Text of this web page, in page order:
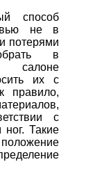
способ
не в
потерями
в
салоне
их с
правило,
с
Такие
положение